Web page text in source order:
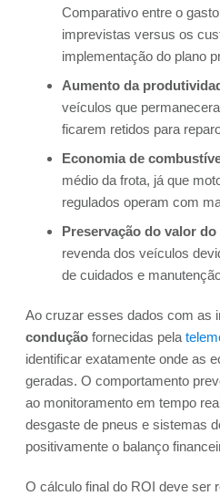
Comparativo entre o
imprevistas versus os
implementação do plano
Aumento da
veículos que
ficarem retidos para
Economia de
médio da frota, já que
regulados operam com
Preservação do valor do
revenda dos veículos
de cuidados e
Ao cruzar esses dados com as
condução fornecidas pela
identificar exatamente onde as
geradas. O comportamento
ao monitoramento em tempo
desgaste de pneus e sistemas
positivamente o balanço
O cálculo final do ROI deve ser